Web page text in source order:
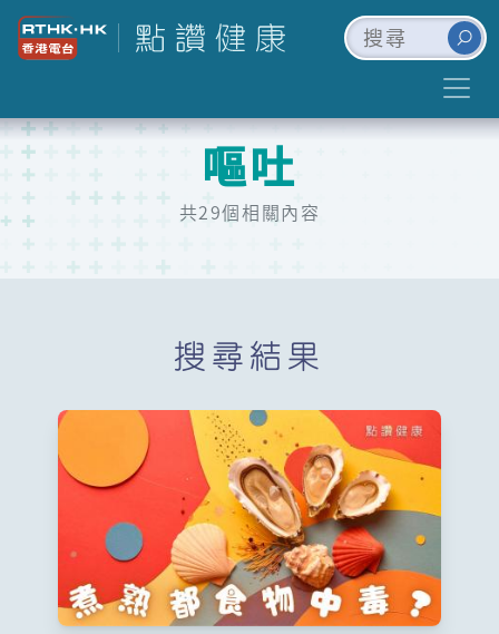
嘔吐
共29個相關內容
搜尋結果